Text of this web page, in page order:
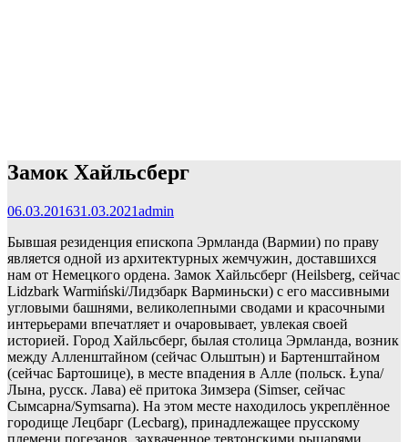
Замок Хайльсберг
06.03.201631.03.2021admin
Бывшая резиденция епископа Эрмланда (Вармии) по праву
является одной из архитектурных жемчужин, доставшихся
нам от Немецкого ордена. Замок Хайльсберг (Heilsberg, сейчас
Lidzbark Warmiński/Лидзбарк Варминьски) с его массивными
угловыми башнями, великолепными сводами и красочными
интерьерами впечатляет и очаровывает, увлекая своей
историей. Город Хайльсберг, былая столица Эрмланда, возник
между Алленштайном (сейчас Ольштын) и Бартенштайном
(сейчас Бартошице), в месте впадения в Алле (польск. Łyna/
Лына, русск. Лава) её притока Зимзера (Simser, сейчас
Сымсарна/Symsarna). На этом месте находилось укреплённое
городище Лецбарг (Lecbarg), принадлежащее прусскому